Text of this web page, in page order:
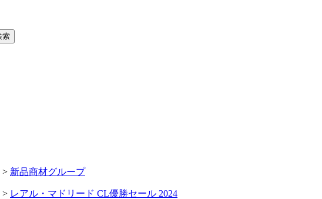
> 新品商材グループ
> レアル・マドリード CL優勝セール 2024